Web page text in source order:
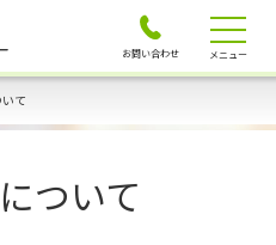
て
ついて
メニュー
お問い合わせ